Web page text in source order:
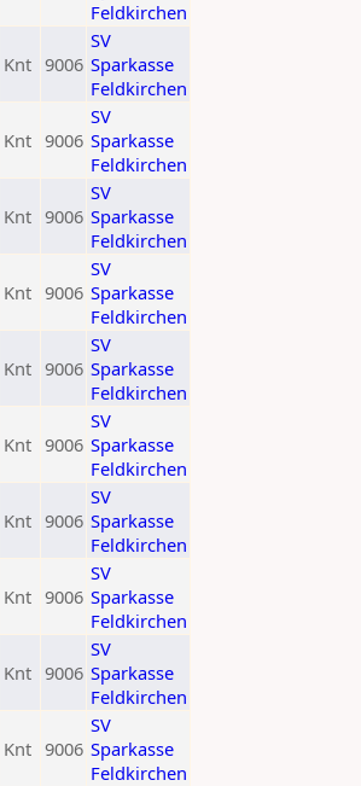
Feldkirchen
Knt 9006
SV
Sparkasse
Feldkirchen
Knt 9006
SV
Sparkasse
Feldkirchen
Knt 9006
SV
Sparkasse
Feldkirchen
Knt 9006
SV
Sparkasse
Feldkirchen
Knt 9006
SV
Sparkasse
Feldkirchen
Knt 9006
SV
Sparkasse
Feldkirchen
Knt 9006
SV
Sparkasse
Feldkirchen
Knt 9006
SV
Sparkasse
Feldkirchen
Knt 9006
SV
Sparkasse
Feldkirchen
Knt 9006
SV
Sparkasse
Feldkirchen